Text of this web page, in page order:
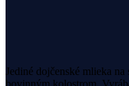
Jediné dojčenské mlieka